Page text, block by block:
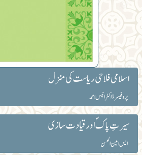
اسلامی فلاحی ریاست کی منزل
پروفیسر ڈاکٹر انیس احمد
سیرتِ پاکؐ اور قیادت سازی
ایس امین الحسن